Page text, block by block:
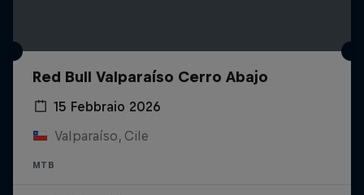
Red Bull Valparaíso Cerro Abajo
15 Febbraio 2026
Valparaíso, Cile
MTB